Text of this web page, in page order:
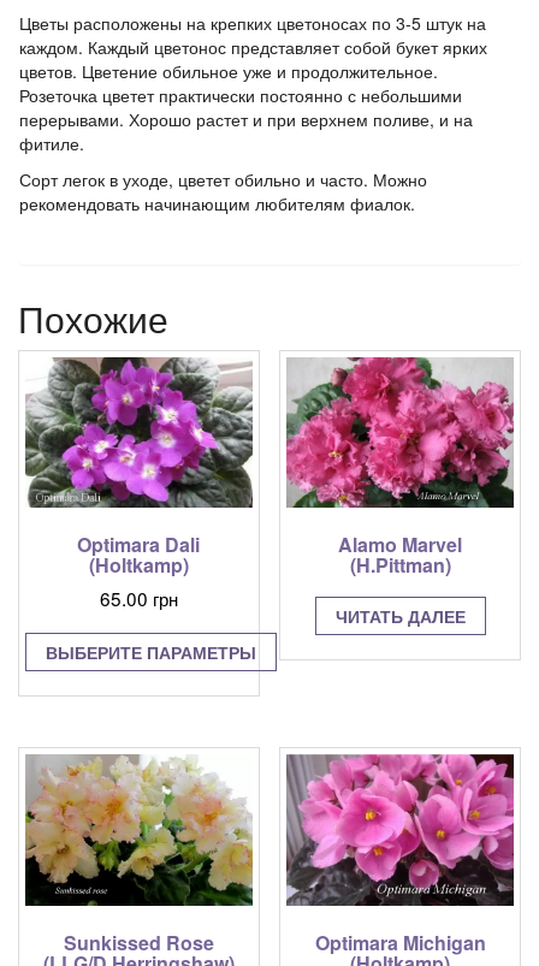
Цветы расположены на крепких цветоносах по 3-5 штук на
каждом. Каждый цветонос представляет собой букет ярких
цветов. Цветение обильное уже и продолжительное.
Розеточка цветет практически постоянно с небольшими
перерывами. Хорошо растет и при верхнем поливе, и на
фитиле.
Сорт легок в уходе, цветет обильно и часто. Можно
рекомендовать начинающим любителям фиалок.
Похожие
Optimara Dali
(Holtkamp)
65.00 грн
ВЫБЕРИТЕ ПАРАМЕТРЫ
Этот
имеет
несколько
вариаций.
Опции
можно
выбрать
на
товара.
Alamo Marvel
(H.Pittman)
ЧИТАТЬ ДАЛЕЕ
Sunkissed Rose Optimara Michigan